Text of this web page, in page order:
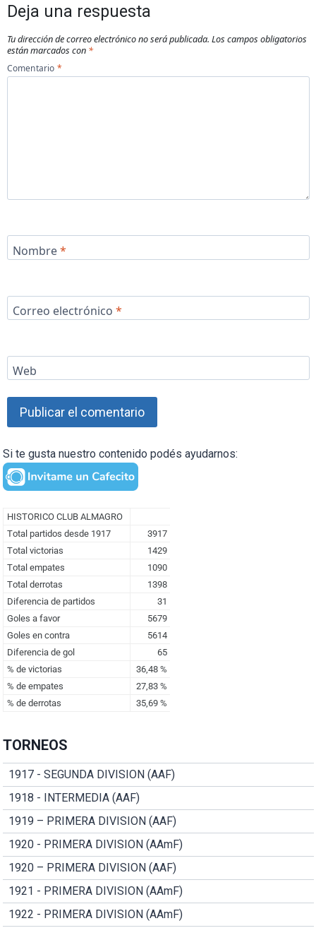
Deja una respuesta
Tu dirección de correo electrónico no será publicada. Los campos obligatorios
están marcados con *
Comentario *
Nombre*
Correo electrónico *
Web
Si te gusta nuestro contenido podés ayudarnos:
TORNEOS
1917 - SEGUNDA DIVISION (AAF)
1918 - INTERMEDIA (AAF)
1919 – PRIMERA DIVISION (AAF)
1920 - PRIMERA DIVISION (AAmF)
1920 – PRIMERA DIVISION (AAF)
1921 - PRIMERA DIVISION (AAmF)
1922 - PRIMERA DIVISION (AAmF)